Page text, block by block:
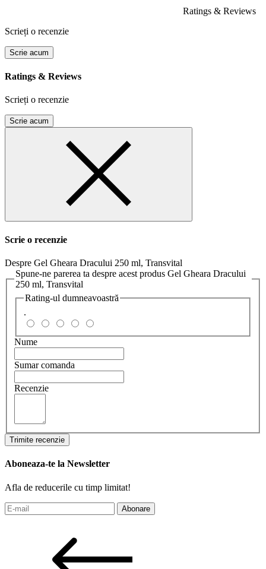
Ratings & Reviews
Scrieți o recenzie
Scrie acum
Ratings & Reviews
Scrieți o recenzie
Scrie acum
Scrie o recenzie
Despre Gel Gheara Dracului 250 ml, Transvital
Spune-ne parerea ta despre acest produs Gel Gheara Dracului
250 ml, Transvital
Rating-ul dumneavoastră
.
Nume
Sumar comanda
Recenzie
Trimite recenzie
Aboneaza-te la Newsletter
Afla de reducerile cu timp limitat!
Abonare